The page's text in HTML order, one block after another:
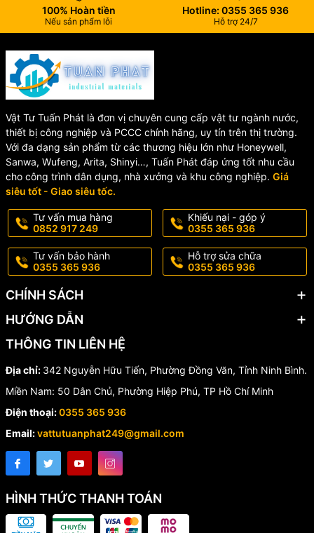
100% Hoàn tiền
Nếu sản phẩm lỗi
Hotline: 0355 365 936
Hỗ trợ 24/7
Vật Tư Tuấn Phát là đơn vị chuyên cung cấp vật tư ngành nước,
thiết bị công nghiệp và PCCC chính hãng, uy tín trên thị trường.
Với đa dạng sản phẩm từ các thương hiệu lớn như Honeywell,
Sanwa, Wufeng, Arita, Shinyi…, Tuấn Phát đáp ứng tốt nhu cầu
cho công trình dân dụng, nhà xưởng và khu công nghiệp. Giá
siêu tốt - Giao siêu tốc.
Tư vấn mua hàng
0852 917 249
Khiếu nại - góp ý
0355 365 936
Tư vấn bảo hành
0355 365 936
Hỗ trợ sửa chữa
0355 365 936
CHÍNH SÁCH
HƯỚNG DẪN
THÔNG TIN LIÊN HỆ
Địa chỉ: 342 Nguyễn Hữu Tiến, Phường Đồng Văn, Tỉnh Ninh Bình.
Miền Nam: 50 Dân Chủ, Phường Hiệp Phú, TP Hồ Chí Minh
Điện thoại:0355 365 936
Email:vattutuanphat249@gmail.com
HÌNH THỨC THANH TOÁN